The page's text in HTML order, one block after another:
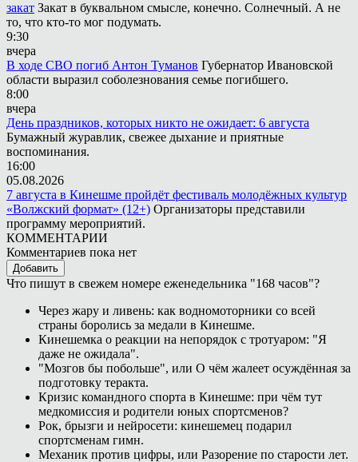
закат Закат в буквальном смысле, конечно. Солнечный. А не
то, что кто-то мог подумать.
9:30
вчера
В ходе СВО погиб Антон Туманов Губернатор Ивановской
области выразил соболезнования семье погибшего.
8:00
вчера
День праздников, которых никто не ожидает: 6 августа
Бумажный журавлик, свежее дыхание и приятные
воспоминания.
16:00
05.08.2026
7 августа в Кинешме пройдёт фестиваль молодёжных культур
«Волжский формат» (12+) Организаторы представили
программу мероприятий.
КОММЕНТАРИИ
Комментариев пока нет
Добавить
Что пишут в свежем номере еженедельника "168 часов"?
Через жару и ливень: как водномоторники со всей
страны боролись за медали в Кинешме.
Кинешемка о реакции на непорядок с тротуаром: "Я
даже не ожидала".
"Мозгов бы побольше", или О чём жалеет осуждённая за
подготовку теракта.
Кризис командного спорта в Кинешме: при чём тут
медкомиссия и родители юных спортсменов?
Рок, брызги и нейросети: кинешемец подарил
спортсменам гимн.
Механик против цифры, или Разорение по старости лет.